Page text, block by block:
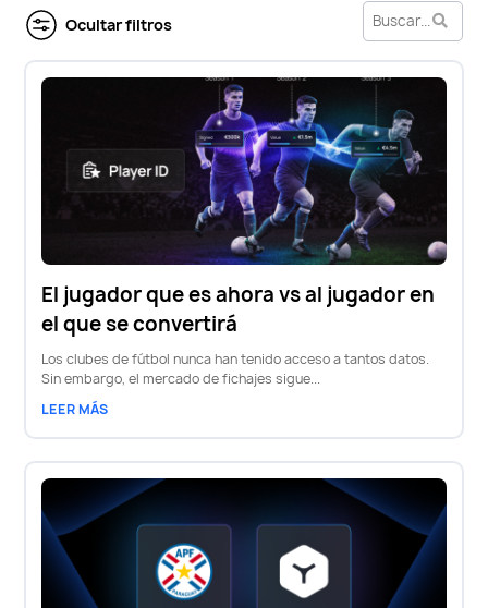
Ocultar filtros
El jugador que es ahora vs al jugador en
el que se convertirá
Los clubes de fútbol nunca han tenido acceso a tantos datos.
Sin embargo, el mercado de fichajes sigue...
LEER MÁS